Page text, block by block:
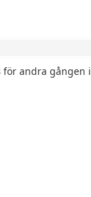
för andra gången i